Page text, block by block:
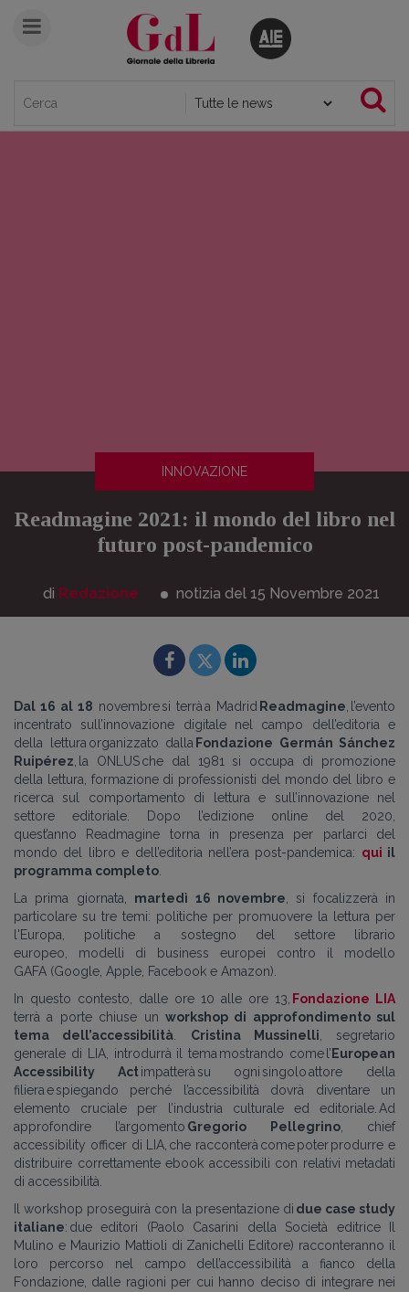
INNOVAZIONE
Readmagine 2021: il mondo del libro nel
futuro post-pandemico
di Redazione notizia del 15 Novembre 2021
Dal 16 al 18 novembre si terrà a Madrid Readmagine
l’evento
incentrato sull’innovazione digitale nel campo dell’editoria e
della lettura organizzato dalla Fondazione Germán Sánchez
Ruipérez , la ONLUS che dal 1981 si occupa di promozione
della lettura, formazione di professionisti del mondo del libro e
ricerca sul comportamento di lettura e sull’innovazione nel
settore editoriale
Dopo l’edizione online del 2020,
quest’anno Readmagine torna in presenza per parlarci del
mondo del libroe dell’editoria nell’era post-pandemica: qui il
programma completo
La prima giornata
martedì 16 novembre
si focalizzerà in
particolare su tre temi: politiche per promuovere la lettura per
l'Europa, politiche a sostegno del settore librario
europeo
modelli di business europei
contro il modello
GAFA (Google, Apple, Facebook e Amazon).
n questo contesto dalle ore 10 alle ore 13, Fondazione LIA
terrà a porte chiuse un workshop di approfondimento sul
tema dell’accessibilità
Cristina Mussinelli , segretario
generale di LIA, introdurrà il tema mostrando come l’ European
Accessibility Actimpatterà su ogni singolo attore della
filiera e spiegando perché l’accessibilità dovrà diventare un
elemento cruciale per l’industria culturale ed editoriale. Ad
approfondire l’argomento Gregorio Pellegrino, chief
accessibility officer di LIA, che racconterà come poter produrre e
distribuire correttamente ebook accessibili con relativi metadati
di accessibilità.
Il workshop proseguirà con
la presentazione di due case study
italiane: due editori (Paolo Casarini della Società editrice Il
Mulino e Maurizio Mattioli di Zanichelli Editore) racconteranno il
loro percorso nel campo dell’accessibilità a fianco della
Fondazione, dalle ragioni per cui hanno deciso di integrare nei